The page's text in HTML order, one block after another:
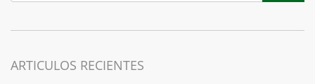
ARTICULOS RECIENTES